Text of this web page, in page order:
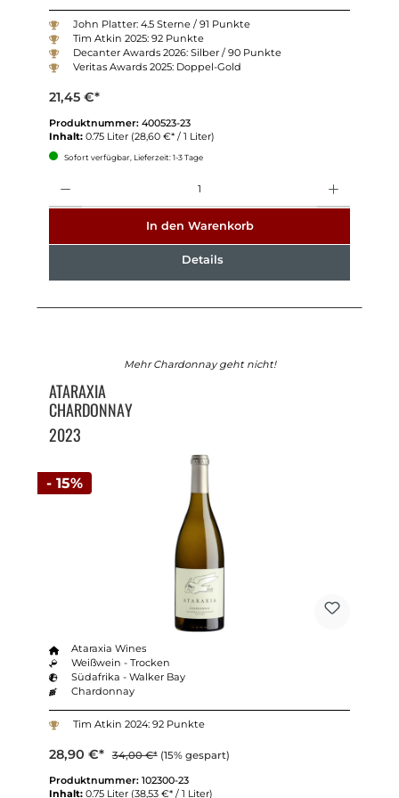
John Platter: 4.5 Sterne / 91 Punkte
Tim Atkin 2025: 92 Punkte
Decanter Awards 2026: Silber / 90 Punkte
Veritas Awards 2025: Doppel-Gold
21,45 €*
Produktnummer: 400523-23
Inhalt: 0.75 Liter (28,60 €* / 1 Liter)
Sofort verfügbar, Lieferzeit: 1-3 Tage
In den Warenkorb
Details
- 15%
Mehr Chardonnay geht nicht!
ATARAXIA
CHARDONNAY
2023
Ataraxia Wines
Weißwein - Trocken
Südafrika - Walker Bay
Chardonnay
Tim Atkin 2024: 92 Punkte
28,90 €* 34,00 €* (15% gespart)
Produktnummer: 102300-23
Inhalt: 0.75 Liter (38,53 €* / 1 Liter)